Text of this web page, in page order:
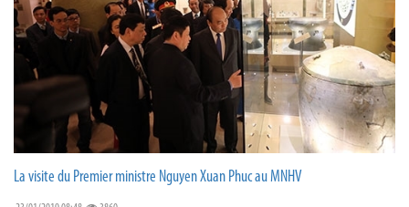
La visite du Premier ministre Nguyen Xuan Phuc au MNHV